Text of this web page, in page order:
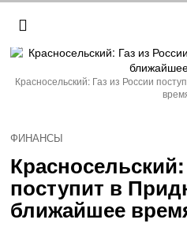
Красносельский: Газ из России
ФИНАНСЫ
поступит в
ближайшее